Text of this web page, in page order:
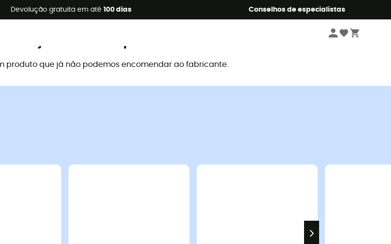
Devolução gratuita em até 100 dias Conselhos de especialistas
-5% EXTRA a partir de 2 produtos* com o código Summer5
produto que já não podemos encomendar ao fabricante.